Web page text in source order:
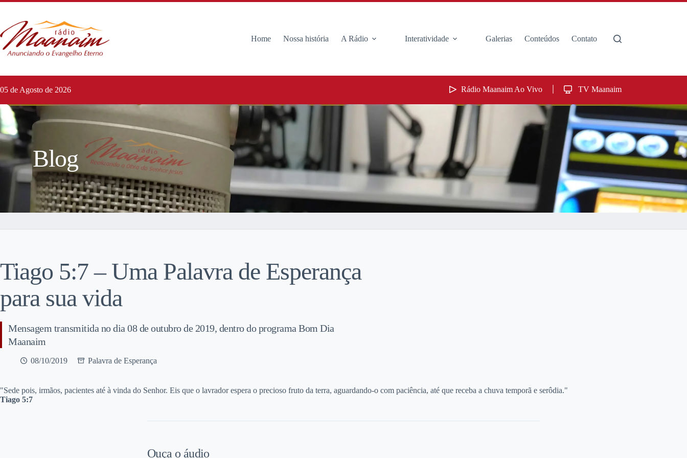
Home Nossa história A Rádio Interatividade Galerias Conteúdos Contato
05 de Agosto de 2026 Rádio Maanaim Ao Vivo TV Maanaim
Blog
Tiago 5:7 – Uma Palavra de Esperança
para sua vida
Mensagem transmitida no dia 08 de outubro de 2019, dentro do programa Bom Dia
Maanaim
08/10/2019 Palavra de Esperança
"Sede pois, irmãos, pacientes até à vinda do Senhor. Eis que o lavrador espera o precioso fruto da terra, aguardando-o com paciência, até que receba a chuva temporã e serôdia."
Tiago 5:7
Ouça o áudio